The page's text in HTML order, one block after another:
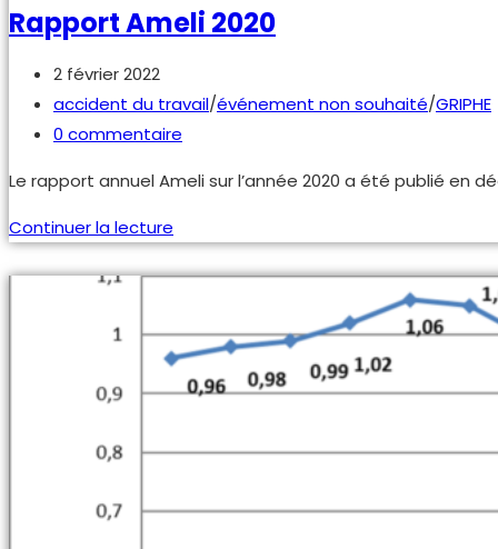
mars
2022
Rapport Ameli 2020
Publication
publiée :
2 février 2022
Post
category:
accident du travail/événement non souhaité/GRIPHE
Commentaires
la
publication :
0 commentaire
Le rapport annuel Ameli sur l’année 2020 a été publié en
Continuer la lecture